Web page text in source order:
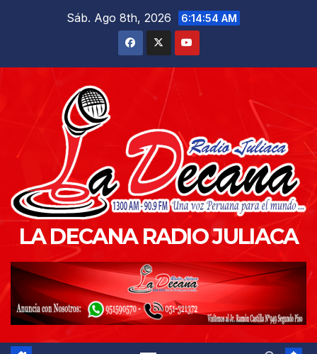
Sáb. Ago 8th, 2026 6:14:56 AM
LA DECANA RADIO JULIACA